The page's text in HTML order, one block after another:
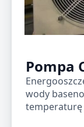
Pompa
wody
temperaturę